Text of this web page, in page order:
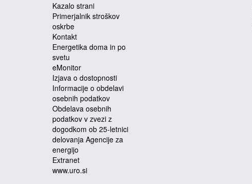
Kazalo strani
Primerjalnik stroškov
oskrbe
Kontakt
Energetika doma in po
svetu
eMonitor
Izjava o dostopnosti
Informacije o obdelavi
osebnih podatkov
Obdelava osebnih
podatkov v zvezi z
dogodkom ob 25-letnici
delovanja Agencije za
energijo
Extranet
www.uro.si